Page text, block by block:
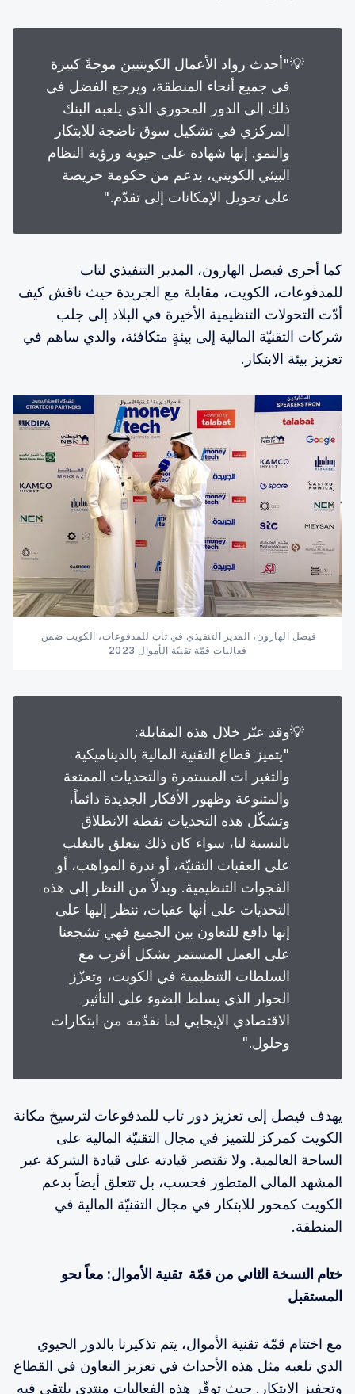
💡"أحدث رواد الأعمال الكويتيين موجةً كبيرة
في جميع أنحاء المنطقة، ويرجع الفضل في
ذلك إلى الدور المحوري الذي يلعبه البنك
المركزي في تشكيل سوق ناضجة للابتكار
والنمو. إنها شهادة على حيوية ورؤية النظام
البيئي الكويتي، بدعم من حكومة حريصة
على تحويل الإمكانات إلى تقدّم."
كما أجرى فيصل الهارون، المدير التنفيذي لتاب
للمدفوعات، الكويت، مقابلة مع الجريدة حيث ناقش كيف
أدّت التحولات التنظيمية الأخيرة في البلاد إلى جلب
شركات التقنيّة المالية إلى بيئةٍ متكافئة، والذي ساهم في
تعزيز بيئة الابتكار.
فعاليات قمّة تقنيّة الأموال 2023
💡وقد عبّر خلال هذه المقابلة:
"يتميز قطاع التقنية المالية بالديناميكية
والتغير ات المستمرة والتحديات الممتعة
والمتنوعة وظهور الأفكار الجديدة دائماً،
وتشكّل هذه التحديات نقطة الانطلاق
بالنسبة لنا، سواء كان ذلك يتعلق بالتغلب
على العقبات التقنيّة، أو ندرة المواهب، أو
الفجوات التنظيمية. وبدلاً من النظر إلى هذه
التحديات على أنها عقبات، ننظر إليها على
إنها دافع للتعاون بين الجميع فهي تشجعنا
على العمل المستمر بشكل أقرب مع
السلطات التنظيمية في الكويت، وتعزّز
الحوار الذي يسلط الضوء على التأثير
الاقتصادي الإيجابي لما نقدّمه من ابتكارات
وحلول."
يهدف فيصل إلى تعزيز دور تاب للمدفوعات لترسيخ مكانة
الكويت كمركز للتميز في مجال التقنيّة المالية على
الساحة العالمية. ولا تقتصر قيادته على قيادة الشركة عبر
المشهد المالي المتطور فحسب، بل تتعلق أيضاً بدعم
الكويت كمحور للابتكار في مجال التقنيّة المالية في
المنطقة.
ختام النسخة الثاني من قمّة تقنية الأموال: معاً نحو
المستقبل
مع اختتام قمّة تقنية الأموال، يتم تذكيرنا بالدور الحيوي
الذي تلعبه مثل هذه الأحداث في تعزيز التعاون في القطاع
وتحفيز الابتكار. حيث توفّر هذه الفعاليات منتدى يلتقي فيه